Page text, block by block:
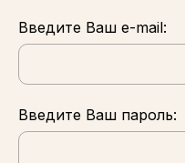
Введите Ваш e-mail:
Введите Ваш пароль: